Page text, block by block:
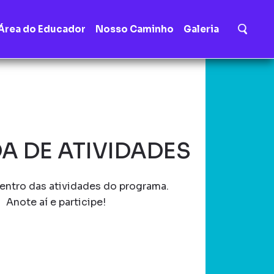
do Educador Nosso Caminho Galeria
DE ATIVIDADES
das atividades do programa.
Anote aí e participe!